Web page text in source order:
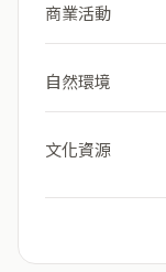
商業活動
自然環境
文化資源